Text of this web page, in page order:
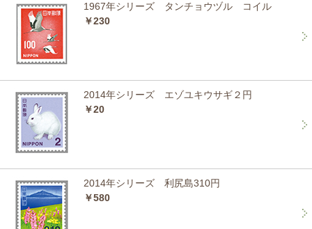
1967年シリーズ タンチョウヅル コイル
￥230
2014年シリーズ エゾユキウサギ２円
￥20
2014年シリーズ 利尻島310円
￥580